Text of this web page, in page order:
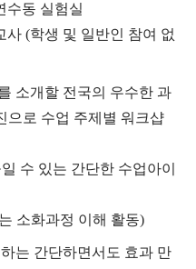
수동 실험실
사 (학생 및 일반인 참여 없
소개할 전국의 우수한 과
으로 수업 주제별 워크샵
수 있는 간단한 수업아이
소화과정 이해 활동)
는 간단하면서도 효과 만